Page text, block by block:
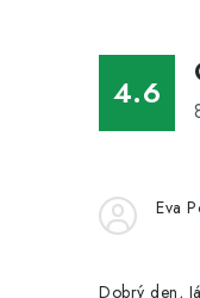
a
í
p
r
4.6
Eva
Dobrý den,